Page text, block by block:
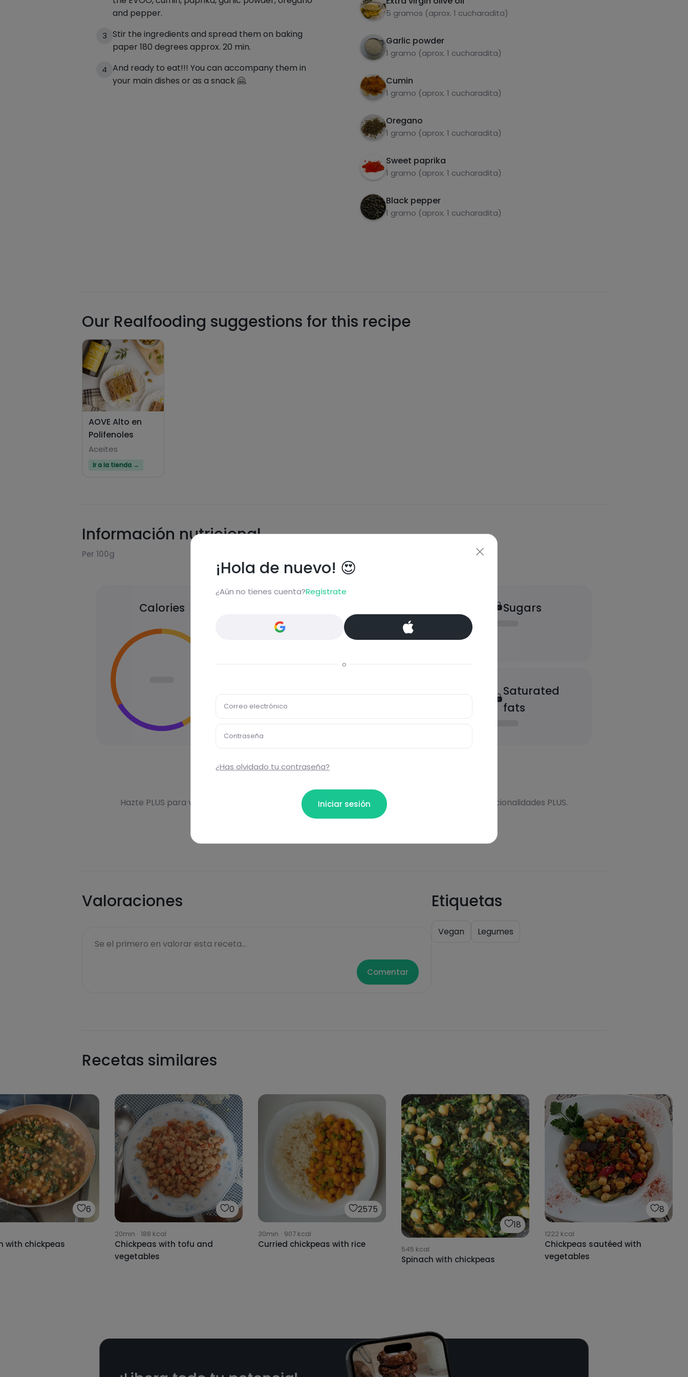
and pepper.
3 Stir the ingredients and spread them on baking
paper 180 degrees approx. 20 min.
4 And ready to eat!!! You can accompany them in
your main dishes or as a snack 🤗.
5 gramos (aprox. 1 cucharadita)
Garlic powder
1 gramo (aprox. 1 cucharadita)
Cumin
1 gramo (aprox. 1 cucharadita)
Oregano
1 gramo (aprox. 1 cucharadita)
Sweet paprika
1 gramo (aprox. 1 cucharadita)
Black pepper
1 gramo (aprox. 1 cucharadita)
Our Realfooding suggestions for this recipe
AOVE Alto en
Polifenoles
Aceites
Ir a la tienda →
Información nutricional
Per 100g
Calories Sugars
Saturated
fats
Desbloquear información nutricional
Hazte PLUS para ver la información nutricional de las recetas, y desbloquear muchas más funcionalidades PLUS.
Valoraciones
Se el primero en valorar esta receta...
Comentar
Etiquetas
Vegan Legumes
Recetas similares
6
with chickpeas
0
20min · 188 kcal
Chickpeas with tofu and
vegetables
2575
30min · 907kcal
Curried chickpeas with rice
18
545 kcal
Spinach with chickpeas
8
1222 kcal
Chickpeas sautéed with
vegetables
¡Hola de nuevo! 😍
¿Aún no tienes cuenta?Regístrate
o
Correo electrónico
Contraseña
¿Has olvidado tu contraseña?
Iniciar sesión